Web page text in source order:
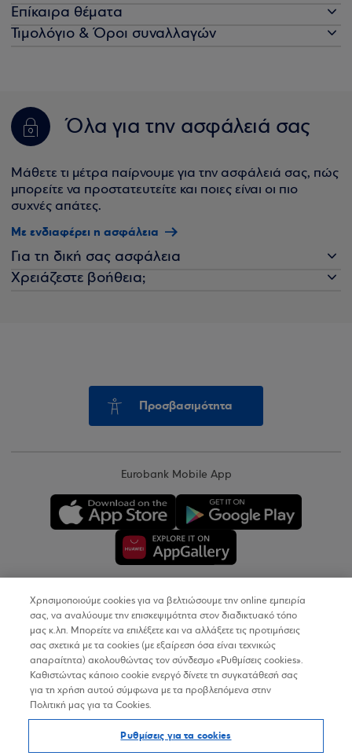
Επίκαιρα θέματα
Τιμολόγιο & Όροι συναλλαγών
Όλα για την ασφάλειά σας
Μάθετε τι μέτρα παίρνουμε για την ασφάλειά σας, πώς
μπορείτε να προστατευτείτε και ποιες είναι οι πιο
συχνές απάτες.
Με ενδιαφέρει η ασφάλεια
Για τη δική σας ασφάλεια
Χρειάζεστε βοήθεια;
Προσβασιμότητα
Eurobank Mobile App
Copyright © 2026
Όροι Χρήσης
Προσωπικά Δεδομένα στον Διαδικτυακό Τόπο
Δήλωση Προσβασιμότητας
Χρησιμοποιούμε cookies για να βελτιώσουμε την online εμπειρία
σας, να αναλύουμε την επισκεψιμότητα στον διαδικτυακό τόπο
μας κ.λπ. Μπορείτε να επιλέξετε και να αλλάξετε τις προτιμήσεις
σας σχετικά με τα cookies (με εξαίρεση όσα είναι τεχνικώς
απαραίτητα) ακολουθώντας τον σύνδεσμο «Ρυθμίσεις cookies».
Καθιστώντας κάποιο cookie ενεργό δίνετε τη συγκατάθεσή σας
για τη χρήση αυτού σύμφωνα με τα προβλεπόμενα στην
Πολιτική μας για τα Cookies.
Ρυθμίσεις για τα cookies